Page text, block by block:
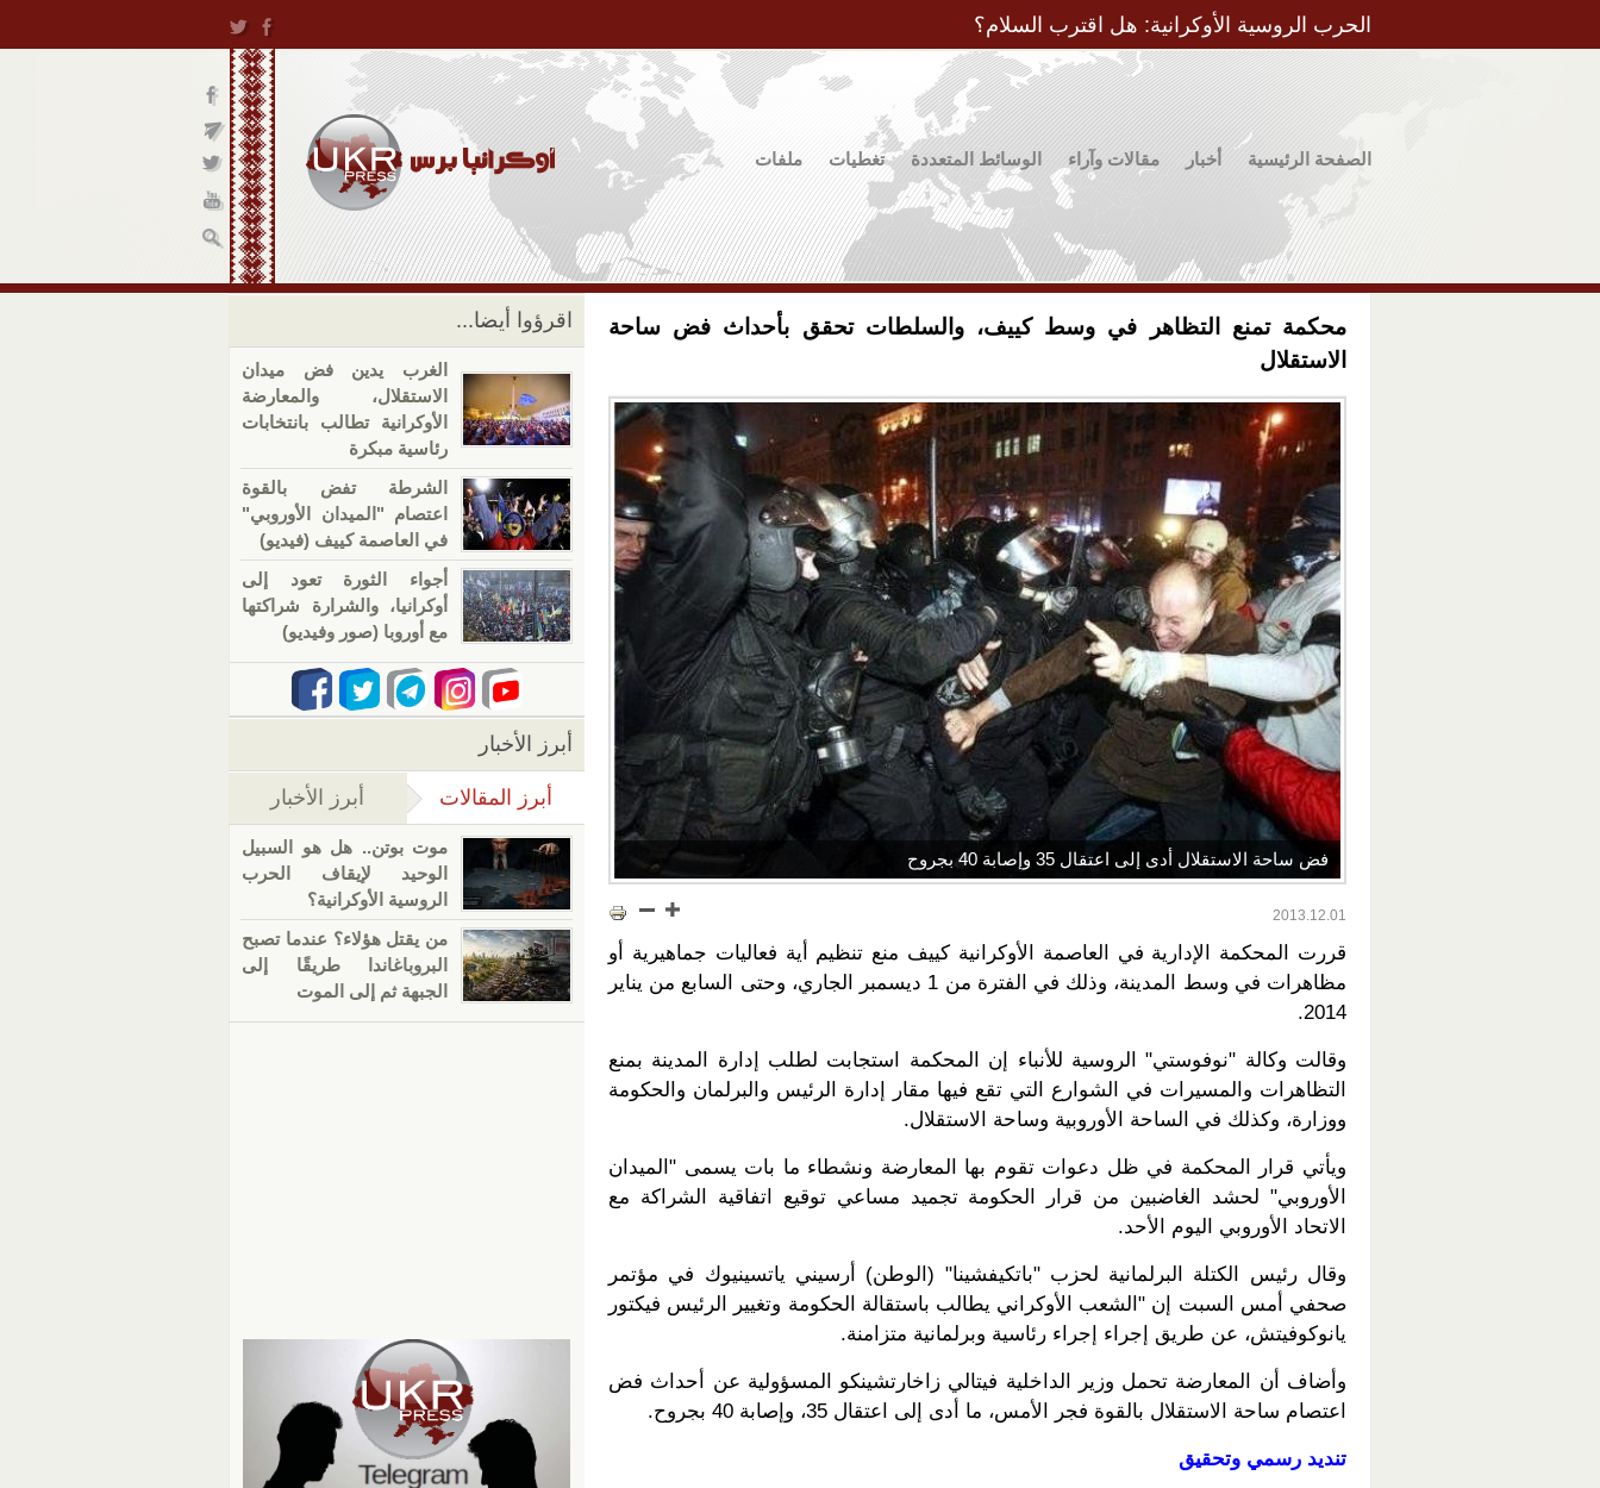
الحرب الروسية الأوكرانية: هل اقترب السلام؟
الصفحة الرئيسية أخبار مقالات وآراء الوسائط المتعددة تغطيات ملفات
محكمة تمنع التظاهر في وسط كييف، والسلطات تحقق بأحداث فض ساحة
الاستقلال
فض ساحة الاستقلال أدى إلى اعتقال 35 وإصابة 40 بجروح
2013.12.01
قررت المحكمة الإدارية في العاصمة الأوكرانية كييف منع تنظيم أية فعاليات جماهيرية أو
مظاهرات في وسط المدينة، وذلك في الفترة من 1 ديسمبر الجاري، وحتى السابع من يناير
2014
.
وقالت وكالة "نوفوستي" الروسية للأنباء إن المحكمة استجابت لطلب إدارة المدينة بمنع
التظاهرات والمسيرات في الشوارع التي تقع فيها مقار إدارة الرئيس والبرلمان والحكومة
ووزارة، وكذلك في الساحة الأوروبية وساحة الاستقلال.
ويأتي قرار المحكمة في ظل دعوات تقوم بها المعارضة ونشطاء ما بات يسمى "الميدان
الأوروبي" لحشد الغاضبين من قرار الحكومة تجميد مساعي توقيع اتفاقية الشراكة مع
الاتحاد الأوروبي اليوم الأحد.
وقال رئيس الكتلة البرلمانية لحزب "باتكيفشينا" (الوطن) أرسيني ياتسينيوك في مؤتمر
صحفي أمس السبت إن "الشعب الأوكراني يطالب باستقالة الحكومة وتغيير الرئيس فيكتور
يانوكوفيتش، عن طريق إجراء إجراء رئاسية وبرلمانية متزامنة.
وأضاف أن المعارضة تحمل وزير الداخلية فيتالي زاخارتشينكو المسؤولية عن أحداث فض
اعتصام ساحة الاستقلال بالقوة فجر الأمس، ما أدى إلى اعتقال 35، وإصابة 40 بجروح.
تنديد رسمي وتحقيق
اقرؤوا أيضا...
الغرب يدين فض ميدان
الاستقلال، والمعارضة
الأوكرانية تطالب بانتخابات
رئاسية مبكرة
الشرطة تفض بالقوة
اعتصام "الميدان الأوروبي"
في العاصمة كييف (فيديو)
أجواء الثورة تعود إلى
أوكرانيا، والشرارة شراكتها
مع أوروبا (صور وفيديو)
أبرز الأخبار
أبرز المقالات (علامة التبويب النشطة)
أبرز الأخبار
موت بوتن.. هل هو السبيل
الوحيد لإيقاف الحرب
الروسية الأوكرانية؟
من يقتل هؤلاء؟ عندما تصبح
البروباغاندا طريقًا إلى
الجبهة ثم إلى الموت